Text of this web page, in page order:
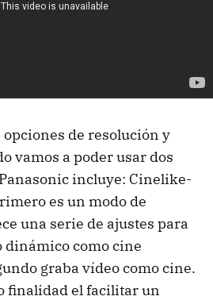
de resolución y
vamos a poder usar dos
incluye: Cinelike-
es un modo de
una serie de ajustes para
como cine
graba vídeo como cine.
finalidad el facilitar un